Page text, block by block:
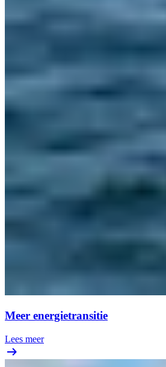
Meer energietransitie
Lees meer